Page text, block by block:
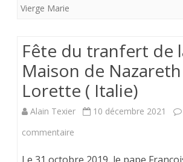
Vierge Marie
Fête du tranfert de
Maison de
Lorette ( Italie)
Alain Texier 10 décembre 2021
commentaire